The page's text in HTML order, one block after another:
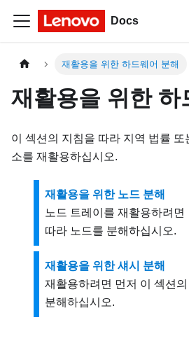
Docs
재활용을 위한 하드웨어 분해
재활용을 위한 하
이 섹션의 지침을 따라 지역 법률 또
소를 재활용하십시오.
재활용을 위한 노드 분해
노드 트레이를 재활용하려
따라 노드를 분해하십시오.
재활용을 위한 섀시 분해
재활용하려면 먼저 이 섹션
분해하십시오.